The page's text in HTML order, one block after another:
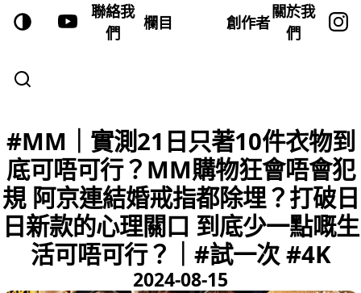
聯絡我
們
欄目 創作者
關於我
們
#MM｜實測21日只著10件衣物到
底可唔可行？MM購物狂會唔會犯
規 阿京連結婚戒指都除埋？打破日
日新款的心理關口 到底少一點嘅生
活可唔可行？｜#試一次 #4K
2024-08-15